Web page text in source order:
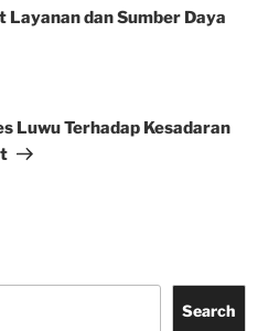
Layanan dan Sumber Daya
Luwu Terhadap Kesadaran
Search